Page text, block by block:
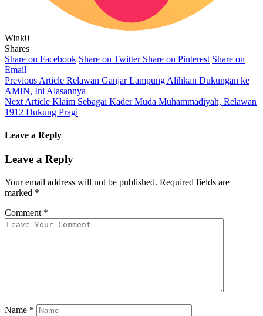
Wink0
Shares
Share on Facebook Share on Twitter Share on Pinterest Share on
Email
Previous Article Relawan Ganjar Lampung Alihkan Dukungan ke
AMIN, Ini Alasannya
Next Article Klaim Sebagai Kader Muda Muhammadiyah, Relawan
1912 Dukung Pragi
Leave a Reply
Leave a Reply
Your email address will not be published. Required fields are
marked *
Comment *
Name *